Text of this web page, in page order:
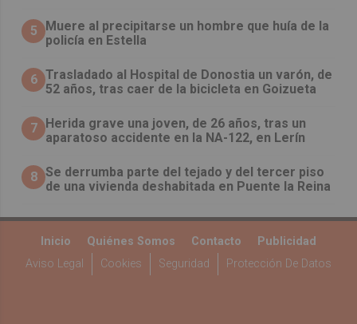
5
Muere al precipitarse un hombre que huía de la
policía en Estella
6 Trasladado al Hospital de Donostia un varón, de
52 años, tras caer de la bicicleta en Goizueta
7 Herida grave una joven, de 26 años, tras un
aparatoso accidente en la NA-122, en Lerín
8 Se derrumba parte del tejado y del tercer piso
de una vivienda deshabitada en Puente la Reina
Inicio Quiénes Somos Contacto
Publicidad
Aviso Legal
Cookies Seguridad Protección De Datos